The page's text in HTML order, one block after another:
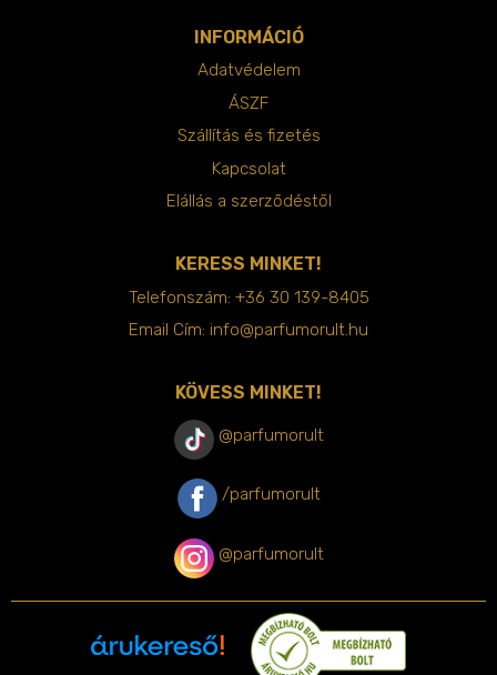
INFORMÁCIÓ
Adatvédelem
ÁSZF
Szállítás és fizetés
Kapcsolat
Elállás a szerződéstől
KERESS MINKET!
Telefonszám: +36 30 139-8405
Email Cím: info@parfumorult.hu
KÖVESS MINKET!
@parfumorult
/parfumorult
@parfumorult